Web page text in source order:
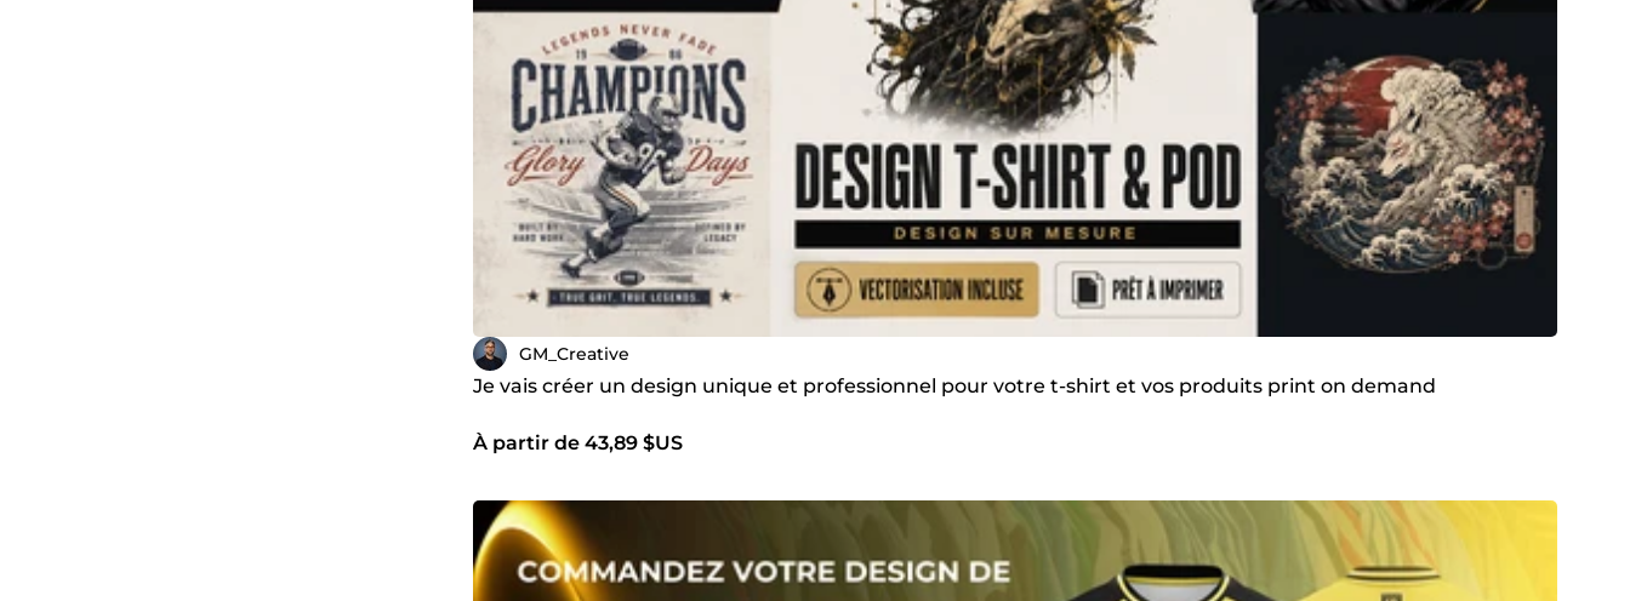
GM_Creative
Je vais créer un design unique et professionnel pour votre t-shirt et vos produits print on demand
À partir de 43,89 $US